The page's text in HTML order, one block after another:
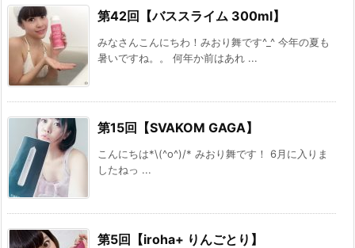
第42回【バススライム 300ml】
みなさんこんにちわ！みおり舞です^_^ 今年の夏も
暑いですね。。 何年か前はあれ ...
第15回【SVAKOM GAGA】
こんにちは*\(^o^)/* みおり舞です！ 6月に入りま
したねっ ...
第5回【iroha+ りんごとり】